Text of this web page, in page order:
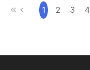
1 2 3 4